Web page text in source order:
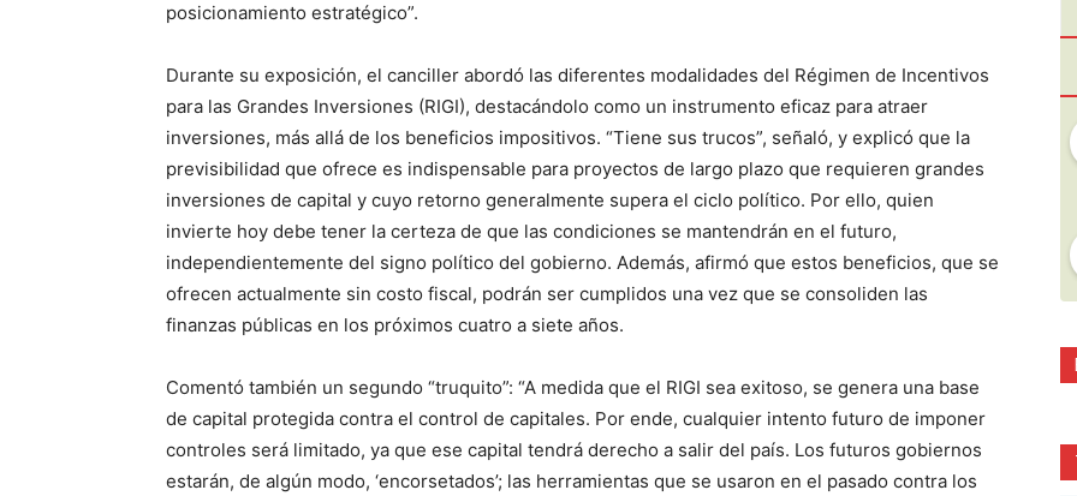
posicionamiento estratégico”.
Durante su exposición, el canciller abordó las diferentes modalidades del Régimen de Incentivos
para las Grandes Inversiones (RIGI), destacándolo como un instrumento eficaz para atraer
inversiones, más allá de los beneficios impositivos. “Tiene sus trucos”, señaló, y explicó que la
previsibilidad que ofrece es indispensable para proyectos de largo plazo que requieren grandes
inversiones de capital y cuyo retorno generalmente supera el ciclo político. Por ello, quien
invierte hoy debe tener la certeza de que las condiciones se mantendrán en el futuro,
independientemente del signo político del gobierno. Además, afirmó que estos beneficios, que se
ofrecen actualmente sin costo fiscal, podrán ser cumplidos una vez que se consoliden las
finanzas públicas en los próximos cuatro a siete años.
Comentó también un segundo “truquito”: “A medida que el RIGI sea exitoso, se genera una base
de capital protegida contra el control de capitales. Por ende, cualquier intento futuro de imponer
controles será limitado, ya que ese capital tendrá derecho a salir del país. Los futuros gobiernos
estarán, de algún modo, ‘encorsetados’; las herramientas que se usaron en el pasado contra los